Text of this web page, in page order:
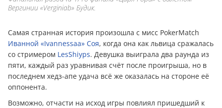
Вергинии «Verginiab» Будик.
Самая странная история произошла с мисс PokerMatch
Иванной «Ivannessaa» Соя, когда она как львица сражалась
со стримером LesShiyps. Девушка выиграла два раунда из
пяти, каждый раз уравнивая счёт после проигрыша, но в
последнем хедз-апе удача всё же оказалась на стороне её
оппонента.
Возможно, отчасти на исход игры повлиял пришедший к